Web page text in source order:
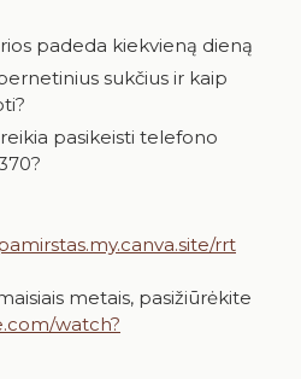
RUGPJŪTIS 2026
Tr
1
12 13 14 15
19 20 21 22
padeda kiekvieną dieną
sukčius ir kaip
pasikeisti telefono
rrt
metais, pasižiūrėkite
watch?